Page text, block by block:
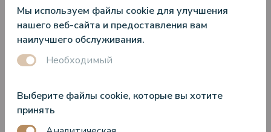
Latvia’s Best Hotel Spa
Tripadvisor travellers
Мы используем файлы cookie для улучшения
нашего веб-сайта и предоставления вам
наилучшего обслуживания.
Необходимый
Выберите файлы cookie, которые вы хотите
принять